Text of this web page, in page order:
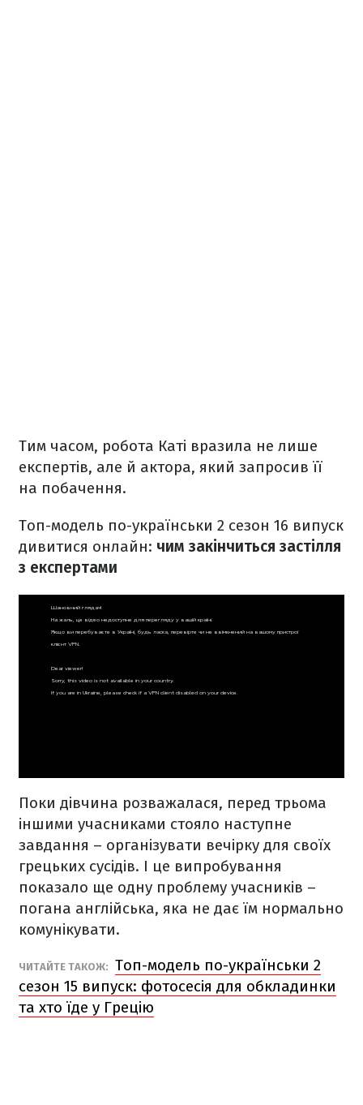
Тим часом, робота Каті вразила не лише
експертів, але й актора, який запросив її
на побачення.
Топ-модель по-українськи 2 сезон 16 випуск
дивитися онлайн: чим закінчиться застілля
з експертами
Поки дівчина розважалася, перед трьома
іншими учасниками стояло наступне
завдання – організувати вечірку для своїх
грецьких сусідів. І це випробування
показало ще одну проблему учасників –
погана англійська, яка не дає їм нормально
комунікувати.
ЧИТАЙТЕ ТАКОЖ: Топ-модель по-українськи 2
сезон 15 випуск: фотосесія для обкладинки
та хто їде у Грецію